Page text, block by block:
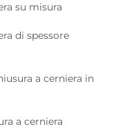
su misura
di spessore
a cerniera in
a cerniera